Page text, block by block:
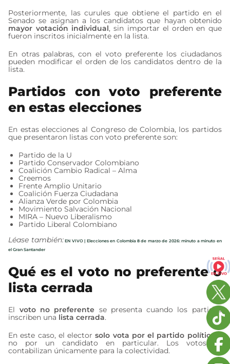
Posteriormente, las curules que obtiene el partido en el
Senado se asignan a los candidatos que hayan obtenido
mayor votación individual, sin importar el orden en que
fueron inscritos inicialmente en la lista.
En otras palabras, con el voto preferente los ciudadanos
pueden modificar el orden de los candidatos dentro de la
lista.
Partidos con voto preferente
en estas elecciones
En estas elecciones al Congreso de Colombia, los partidos
que presentaron listas con voto preferente son:
Partido de la U
Partido Conservador Colombiano
Coalición Cambio Radical – Alma
Creemos
Frente Amplio Unitario
Coalición Fuerza Ciudadana
Alianza Verde por Colombia
Movimiento Salvación Nacional
MIRA – Nuevo Liberalismo
Partido Liberal Colombiano
Léase también:EN VIVO | Elecciones en Colombia 8 de marzo de 2026: minuto a minuto en
el Gran Santander
Qué es el voto no preferente o
lista cerrada
El voto no preferente se presenta cuando los partidos
inscriben una lista cerrada.
En este caso, el electorsolo vota por el partido políticoy
no por un candidato en particular. Los votos se
contabilizan únicamente para la colectividad.